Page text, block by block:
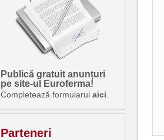
Publică gratuit anunțuri
pe site-ul Euroferma!
Completează formularul aici
Parteneri